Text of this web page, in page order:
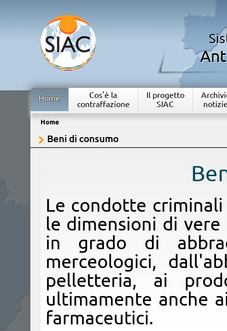
Home
Cos'è la
contraffazione
Il progetto
SIAC
Home
Beni di consumo
Le condotte
le dimensioni di
in grado di
merceologici,
pelletteria, ai
ultimamente anche
farmaceutici.